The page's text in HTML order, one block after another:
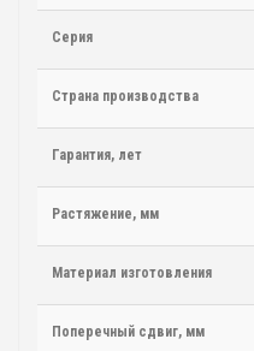
Серия
Страна производства
Гарантия, лет
Растяжение, мм
Материал изготовления
Поперечный сдвиг, мм